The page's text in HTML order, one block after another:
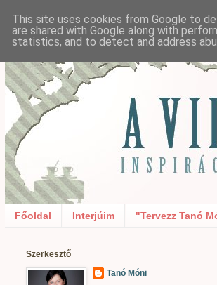
Főoldal Interjúim "Tervezz Tanó
Szerkesztő
Tanó Móni
This site uses cookies from Google to
are shared with Google along with
statistics, and to detect and address